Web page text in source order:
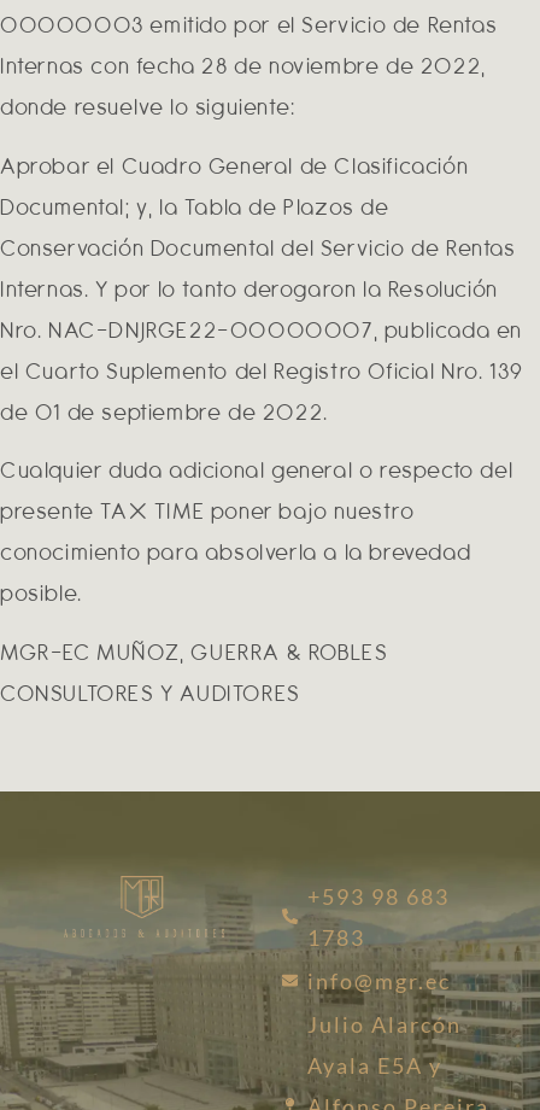
00000003 emitido por el Servicio de Rentas
Internas con fecha 28 de noviembre de 2022,
donde resuelve lo siguiente:
Aprobar el Cuadro General de Clasificación
Documental; y, la Tabla de Plazos de
Conservación Documental del Servicio de Rentas
Internas. Y por lo tanto derogaron la Resolución
Nro. NAC-DNJRGE22-00000007, publicada en
el Cuarto Suplemento del Registro Oficial Nro. 139
de 01 de septiembre de 2022.
Cualquier duda adicional general o respecto del
presente TAX TIME poner bajo nuestro
conocimiento para absolverla a la brevedad
posible.
MGR-EC MUÑOZ, GUERRA & ROBLES
CONSULTORES Y AUDITORES
+593 98 683
1783
info@mgr.ec
Julio Alarcón
Ayala E5A y